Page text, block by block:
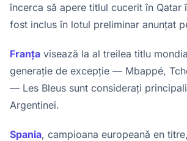
încerca să apere titlul cucerit în Qatar
fost inclus în lotul preliminar anunțat
Franța visează la al treilea titlu
generație de excepție — Mbappé,
— Les Bleus sunt considerați
Argentinei.
Spania, campioana europeană en